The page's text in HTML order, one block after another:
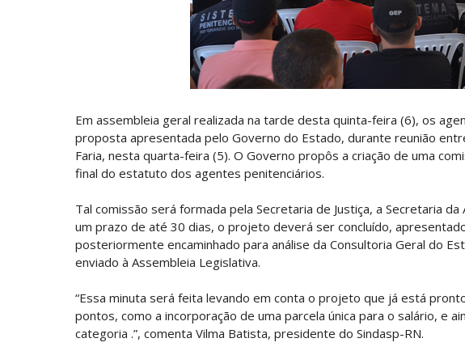
Em assembleia geral realizada na tarde desta quinta-feira (6), os
proposta apresentada pelo Governo do Estado, durante reunião
Faria, nesta quarta-feira (5). O Governo propôs a criação de uma
final do estatuto dos agentes penitenciários.
Tal comissão será formada pela Secretaria de Justiça, a Secretaria
um prazo de até 30 dias, o projeto deverá ser concluído,
posteriormente encaminhado para análise da Consultoria Geral do
enviado à Assembleia Legislativa.
“Essa minuta será feita levando em conta o projeto que já está
pontos, como a incorporação de uma parcela única para o salário, e
categoria .”, comenta Vilma Batista, presidente do Sindasp-RN.